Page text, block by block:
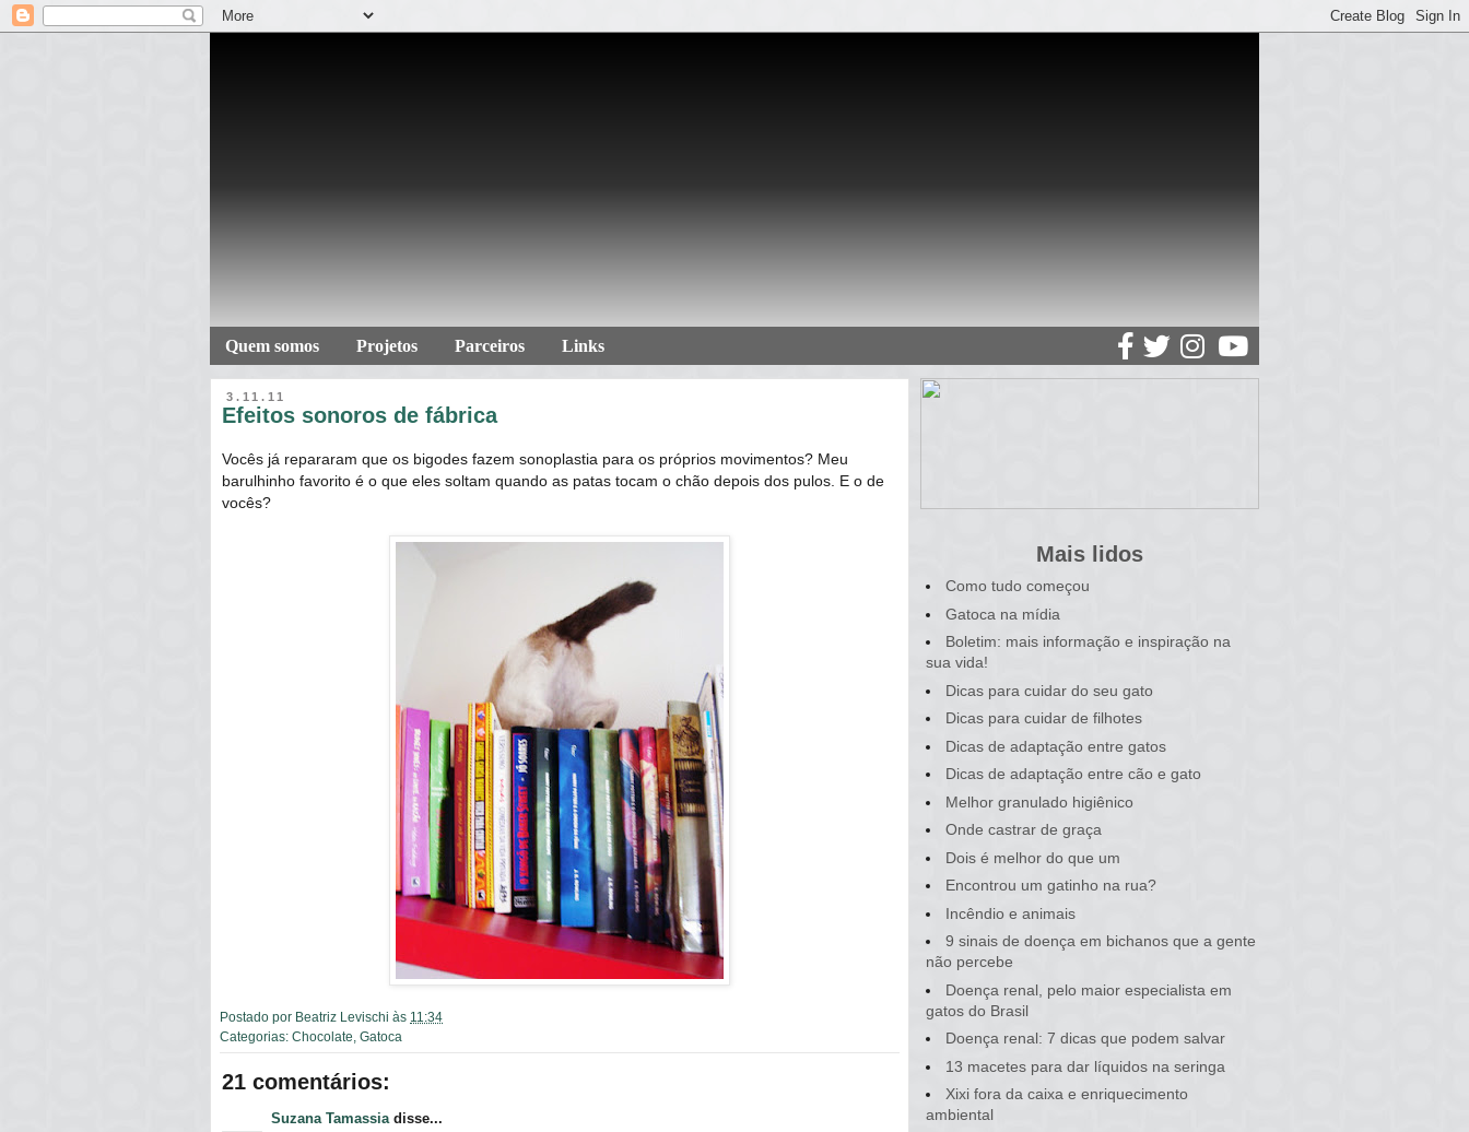
Quem somos Projetos Parceiros Links
3.11.11
Efeitos sonoros de fábrica
Vocês já repararam que os bigodes fazem sonoplastia para os próprios movimentos? Meu
barulhinho favorito é o que eles soltam quando as patas tocam o chão depois dos pulos. E o de
vocês?
Postado por Beatriz Levischi às 11:34
Categorias: Chocolate Gatoca
21 comentários:
Suzana Tamassia disse...
Mais lidos
Como tudo começou
Gatoca na mídia
Boletim: mais informação e inspiração na
sua vida!
Dicas para cuidar do seu gato
Dicas para cuidar de filhotes
Dicas de adaptação entre gatos
Dicas de adaptação entre cão e gato
Melhor granulado higiênico
Onde castrar de graça
Dois é melhor do que um
Encontrou um gatinho na rua?
Incêndio e animais
9 sinais de doença em bichanos que a gente
não percebe
Doença renal, pelo maior especialista em
gatos do Brasil
Doença renal: 7 dicas que podem salvar
13 macetes para dar líquidos na seringa
Xixi fora da caixa e enriquecimento
ambiental